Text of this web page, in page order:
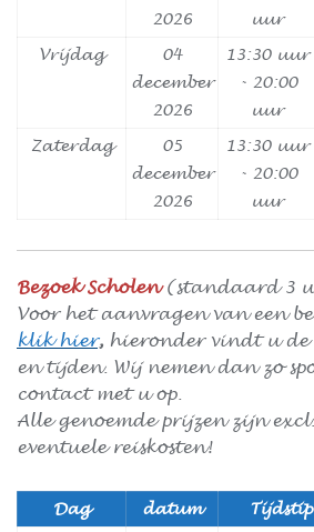
2026
uur
Vrijdag
04
december
2026
13:30 uur
- 20:00
uur
Zaterdag
05
december
2026
13:30 uur
- 20:00
uur
Bezoek Scholen(standaard 3
Voor het aanvragen van een
klik hier, hieronder vindt u de
en tijden. Wij nemen dan zo
contact met u op.
Alle genoemde prijzen zijn
eventuele reiskosten!
Dag datum Tijdstip